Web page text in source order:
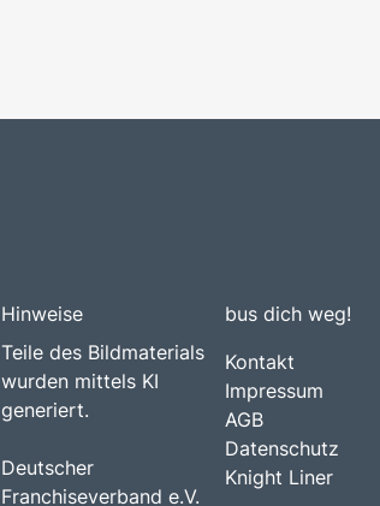
Hinweise
Teile des Bildmaterials
wurden mittels KI
generiert.
Deutscher
Franchiseverband e.V.
bus dich weg!
Kontakt
Impressum
AGB
Datenschutz
Knight Liner